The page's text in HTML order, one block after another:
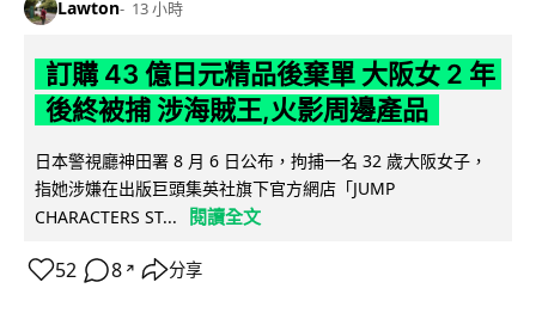
Lawton 13 小時
訂購 43 億日元精品後棄單 大阪女 2 年
後終被捕 涉海賊王,火影周邊產品
日本警視廳神田署 8 月 6 日公布，拘捕一名 32 歲大阪女子，
指她涉嫌在出版巨頭集英社旗下官方網店「JUMP
CHARACTERS ST...
閱讀全文
52 8 ↗ 分享